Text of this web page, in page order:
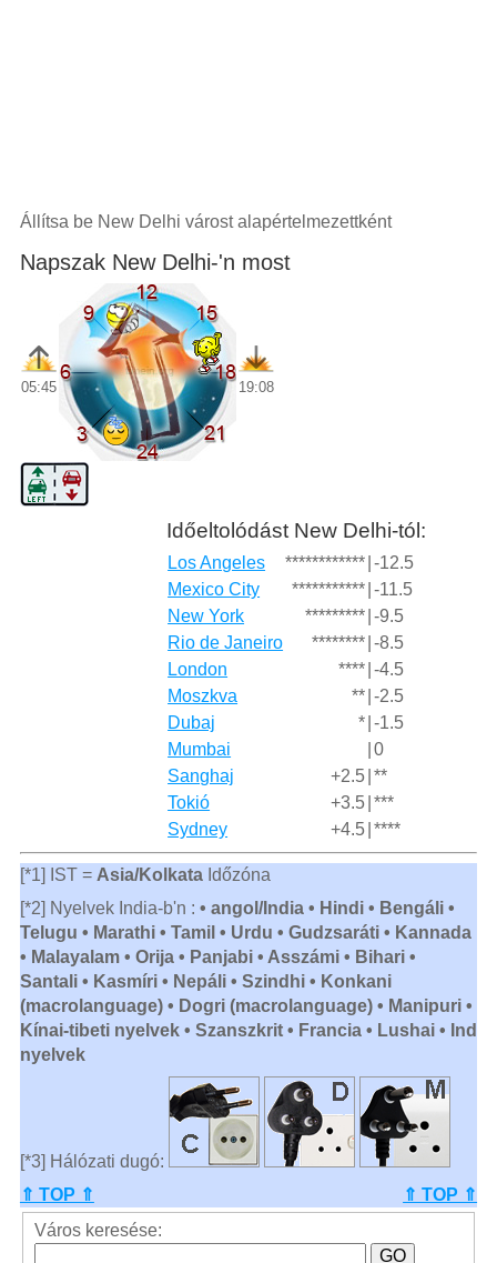
Állítsa be New Delhi várost alapértelmezettként
Napszak New Delhi-'n most
05:45 19:08
Időeltolódást New Delhi-tól:
Los Angeles ************ -12.5
Mexico City
*********** -11.5
New York
********* -9.5
Rio de Janeiro
******** -8.5
London
**** -4.5
Moszkva
** -2.5
Dubaj
* -1.5
Mumbai
0
Sanghaj
+2.5 **
Tokió
+3.5 ***
Sydney
+4.5 ****
[*1] IST = Asia/KolkataIdőzóna
[*2] Nyelvek India-b'n : • angol/India • Hindi • Bengáli •
Telugu • Marathi • Tamil • Urdu • Gudzsaráti • Kannada
• Malayalam • Orija • Panjabi • Asszámi • Bihari •
Santali • Kasmíri • Nepáli • Szindhi • Konkani
(macrolanguage) • Dogri (macrolanguage) • Manipuri •
Kínai-tibeti nyelvek • Szanszkrit • Francia • Lushai • Ind
nyelvek
[*3] Hálózati dugó:
⇑ TOP ⇑
⇑ TOP ⇑
Város keresése: